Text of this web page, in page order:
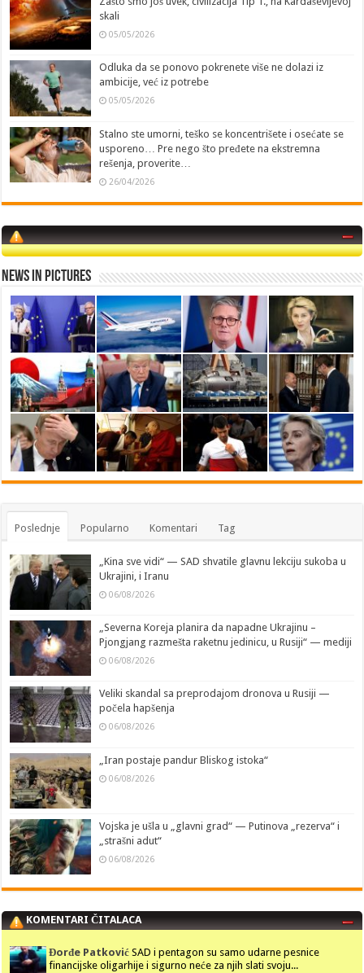
skali
05/05/2026
Odluka da se ponovo pokrenete više ne dolazi iz
ambicije, već iz potrebe
05/05/2026
Stalno ste umorni, teško se koncentrišete i osećate se
usporeno… Pre nego što pređete na ekstremna
rešenja, proverite…
26/04/2026
News in Pictures
Poslednje Popularno Komentari Tag
„Kina sve vidi“ — SAD shvatile glavnu lekciju sukoba u
Ukrajini, i Iranu
06/08/2026
„Severna Koreja planira da napadne Ukrajinu –
Pjongjang razmešta raketnu jedinicu, u Rusiji“ — mediji
06/08/2026
Veliki skandal sa preprodajom dronova u Rusiji —
počela hapšenja
06/08/2026
„Iran postaje pandur Bliskog istoka“
06/08/2026
Vojska je ušla u „glavni grad“ — Putinova „rezerva“ i
„strašni adut“
06/08/2026
KOMENTARI ČITALACA
Đorđe Patković SAD i pentagon su samo udarne pesnice
financijske oligarhije i sigurno neće za njih slati svoju...